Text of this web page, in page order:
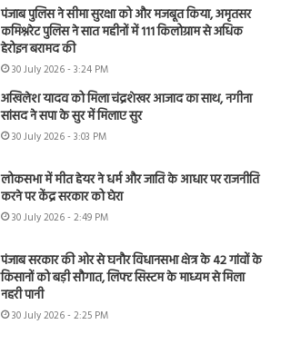
पंजाब पुलिस ने सीमा सुरक्षा को और मजबूत किया, अमृतसर
कमिश्नरेट पुलिस ने सात महीनों में 111 किलोग्राम से अधिक
हेरोइन बरामद की
30 July 2026 - 3:24 PM
अखिलेश यादव को मिला चंद्रशेखर आजाद का साथ, नगीना
सांसद ने सपा के सुर में मिलाए सुर
30 July 2026 - 3:03 PM
लोकसभा में मीत हेयर ने धर्म और जाति के आधार पर राजनीति
करने पर केंद्र सरकार को घेरा
30 July 2026 - 2:49 PM
पंजाब सरकार की ओर से घनौर विधानसभा क्षेत्र के 42 गांवों के
किसानों को बड़ी सौगात, लिफ्ट सिस्टम के माध्यम से मिला
नहरी पानी
30 July 2026 - 2:25 PM